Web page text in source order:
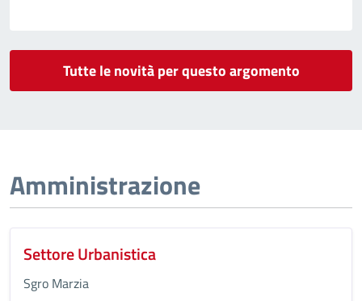
Tutte le novità per questo argomento
Amministrazione
Settore Urbanistica
Sgro Marzia